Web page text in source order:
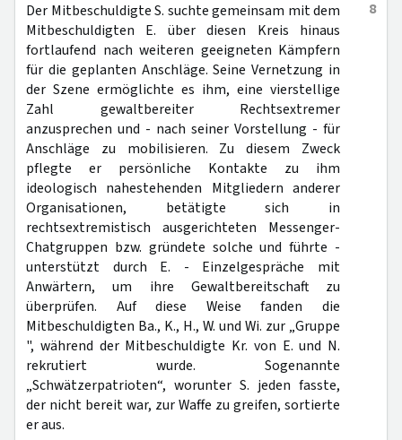
8
Der Mitbeschuldigte S. suchte gemeinsam mit dem
Mitbeschuldigten E. über diesen Kreis hinaus
fortlaufend nach weiteren geeigneten Kämpfern
für die geplanten Anschläge. Seine Vernetzung in
der Szene ermöglichte es ihm, eine vierstellige
Zahl gewaltbereiter Rechtsextremer
anzusprechen und - nach seiner Vorstellung - für
Anschläge zu mobilisieren. Zu diesem Zweck
pflegte er persönliche Kontakte zu ihm
ideologisch nahestehenden Mitgliedern anderer
Organisationen, betätigte sich in
rechtsextremistisch ausgerichteten Messenger-
Chatgruppen bzw. gründete solche und führte -
unterstützt durch E. - Einzelgespräche mit
Anwärtern, um ihre Gewaltbereitschaft zu
überprüfen. Auf diese Weise fanden die
Mitbeschuldigten Ba., K., H., W. und Wi. zur „Gruppe
", während der Mitbeschuldigte Kr. von E. und N.
rekrutiert wurde. Sogenannte
„Schwätzerpatrioten“, worunter S. jeden fasste,
der nicht bereit war, zur Waffe zu greifen, sortierte
er aus.